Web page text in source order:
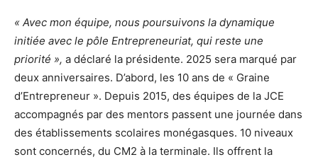
« Avec mon équipe, nous poursuivons la dynamique
initiée avec le pôle Entrepreneuriat, qui reste une
priorité », a déclaré la présidente. 2025 sera marqué par
deux anniversaires. D’abord, les 10 ans de « Graine
d’Entrepreneur ». Depuis 2015, des équipes de la JCE
accompagnés par des mentors passent une journée dans
des établissements scolaires monégasques. 10 niveaux
sont concernés, du CM2 à la terminale. Ils offrent la